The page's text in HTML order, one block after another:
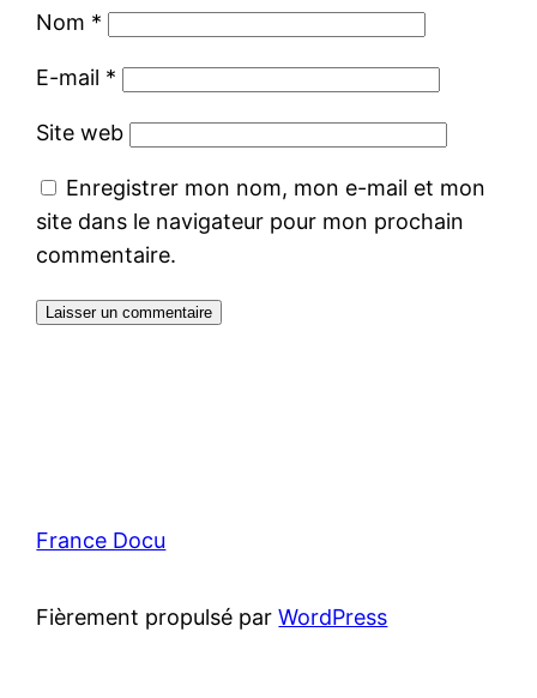
Nom *
E-mail *
Site web
Enregistrer mon nom, mon e-mail et mon
site dans le navigateur pour mon prochain
commentaire.
France Docu
Fièrement propulsé parWordPress